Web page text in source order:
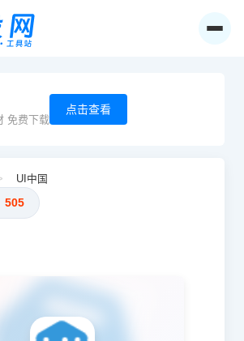
免费下载
点击查看
UI中国
505